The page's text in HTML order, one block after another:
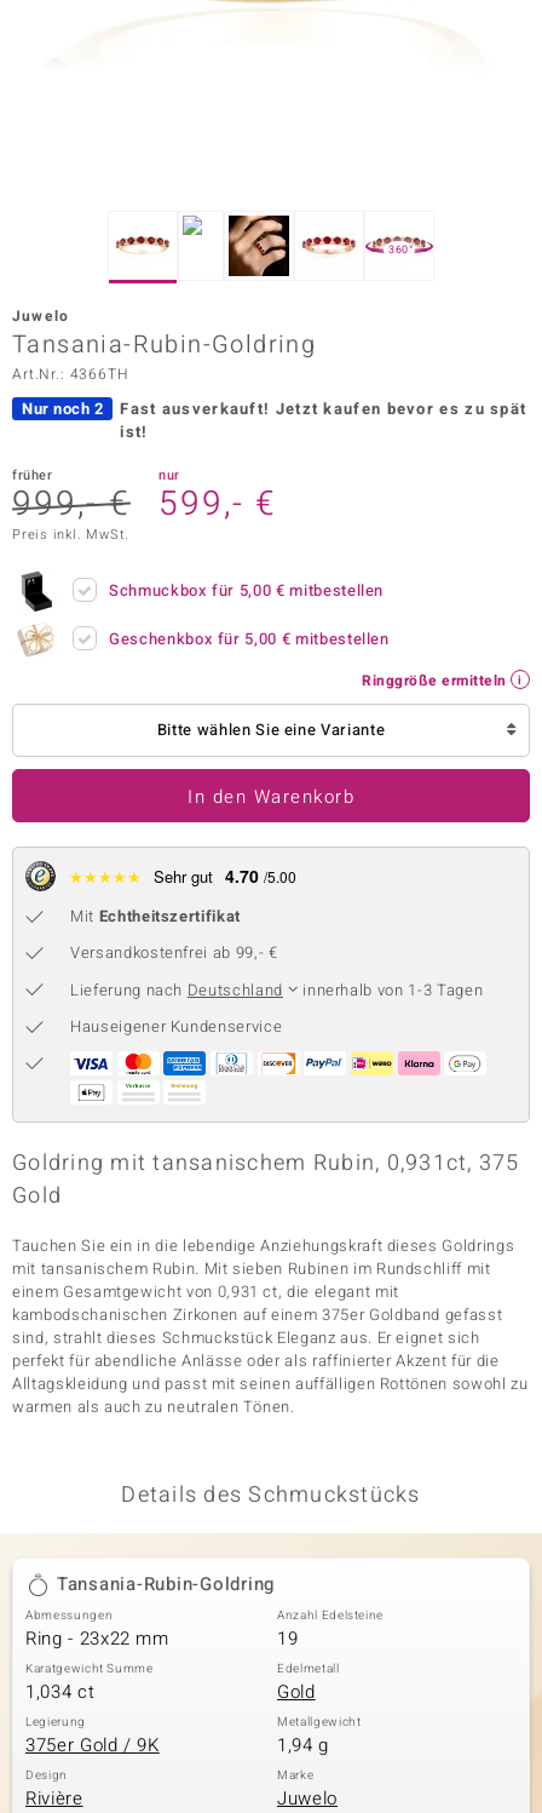
Vogue
BY DE MELO
Collection
Classics
360°
Juwelo
Tansania-Rubin-Goldring
Art.Nr.: 4366TH
Nur noch 2 Fast ausverkauft! Jetzt kaufen bevor es zu spät
ist!
früher
999,- €
nur
599,- €
Preis inkl. MwSt.
Schmuckbox für 5,00 € mitbestellen
Geschenkbox für 5,00 € mitbestellen
Ringgröße ermitteln
Bitte wählen Sie eine Variante
In den Warenkorb
★★★★★ Sehr gut 4.70 /5.00
Mit Echtheitszertifikat
Versandkostenfrei ab 99,- €
Lieferung nach Deutschland
innerhalb von 1-3 Tagen
Hauseigener Kundenservice
Goldring mit tansanischem Rubin, 0,931ct, 375
Gold
Tauchen Sie ein in die lebendige Anziehungskraft dieses Goldrings
mit tansanischem Rubin. Mit sieben Rubinen im Rundschliff mit
einem Gesamtgewicht von 0,931 ct, die elegant mit
kambodschanischen Zirkonen auf einem 375er Goldband gefasst
sind, strahlt dieses Schmuckstück Eleganz aus. Er eignet sich
perfekt für abendliche Anlässe oder als raffinierter Akzent für die
Alltagskleidung und passt mit seinen auffälligen Rottönen sowohl zu
warmen als auch zu neutralen Tönen.
Details des Schmuckstücks
Tansania-Rubin-Goldring
Abmessungen
Ring - 23x22 mm
Anzahl Edelsteine
19
Karatgewicht Summe
1,034 ct
Edelmetall
Gold
Legierung
375er Gold / 9K
Metallgewicht
1,94 g
Design
Rivière
Marke
Juwelo